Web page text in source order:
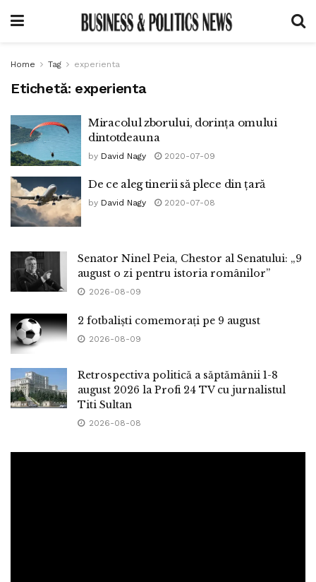
Home Tag experienta
Etichetă: experienta
Miracolul zborului, dorința omului
dintotdeauna
by David Nagy 2020-07-09
De ce aleg tinerii să plece din țară
by David Nagy 2020-07-08
Senator Ninel Peia, Chestor al Senatului: „9
august o zi pentru istoria românilor”
2026-08-09
2 fotbaliști comemorați pe 9 august
2026-08-09
Retrospectiva politică a săptămânii 1-8
august 2026 la Profi 24 TV cu jurnalistul
Titi Sultan
2026-08-08